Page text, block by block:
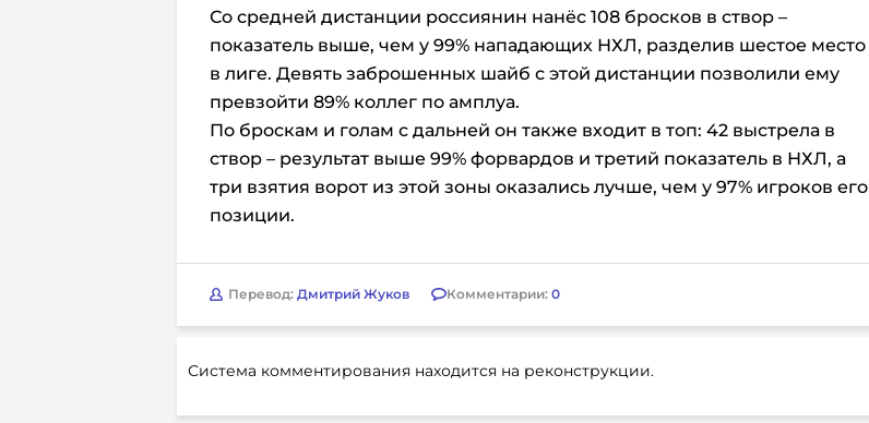
Со средней дистанции россиянин нанёс 108 бросков в створ –
показатель выше, чем у 99% нападающих НХЛ, разделив шестое место
в лиге. Девять заброшенных шайб с этой дистанции позволили ему
превзойти 89% коллег по амплуа.
По броскам и голам с дальней он также входит в топ: 42 выстрела в
створ – результат выше 99% форвардов и третий показатель в НХЛ, а
три взятия ворот из этой зоны оказались лучше, чем у 97% игроков его
позиции.
Перевод: Дмитрий Жуков Комментарии: 0
Система комментирования находится на реконструкции.